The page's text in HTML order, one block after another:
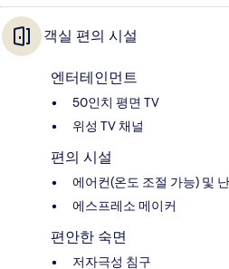
객실 편의 시설
엔터테인먼트
50인치 평면 TV
위성 TV 채널
편의 시설
에어컨(온도 조절 가능) 및
에스프레소 메이커
편안한 숙면
저자극성 침구